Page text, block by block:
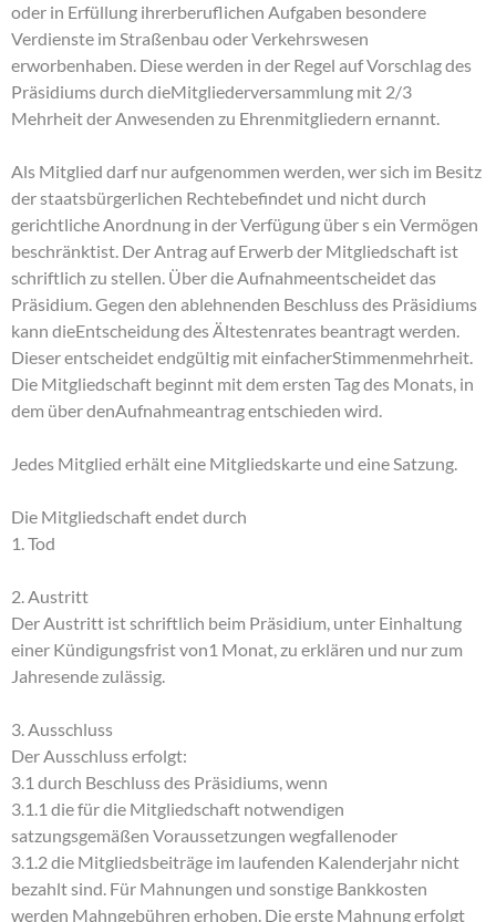
oder in Erfüllung ihrerberuflichen Aufgaben besondere
Verdienste im Straßenbau oder Verkehrswesen
erworbenhaben. Diese werden in der Regel auf Vorschlag des
Präsidiums durch dieMitgliederversammlung mit 2/3
Mehrheit der Anwesenden zu Ehrenmitgliedern ernannt.
Als Mitglied darf nur aufgenommen werden, wer sich im Besitz
der staatsbürgerlichen Rechtebefindet und nicht durch
gerichtliche Anordnung in der Verfügung über s ein Vermögen
beschränktist. Der Antrag auf Erwerb der Mitgliedschaft ist
schriftlich zu stellen. Über die Aufnahmeentscheidet das
Präsidium. Gegen den ablehnenden Beschluss des Präsidiums
kann dieEntscheidung des Ältestenrates beantragt werden.
Dieser entscheidet endgültig mit einfacherStimmenmehrheit.
Die Mitgliedschaft beginnt mit dem ersten Tag des Monats, in
dem über denAufnahmeantrag entschieden wird.
Jedes Mitglied erhält eine Mitgliedskarte und eine Satzung.
Die Mitgliedschaft endet durch
1. Tod
2. Austritt
Der Austritt ist schriftlich beim Präsidium, unter Einhaltung
einer Kündigungsfrist von1 Monat, zu erklären und nur zum
Jahresende zulässig.
3. Ausschluss
Der Ausschluss erfolgt:
3.1 durch Beschluss des Präsidiums, wenn
3.1.1 die für die Mitgliedschaft notwendigen
satzungsgemäßen Voraussetzungen wegfallenoder
3.1.2 die Mitgliedsbeiträge im laufenden Kalenderjahr nicht
bezahlt sind. Für Mahnungen und sonstige Bankkosten
werden Mahngebühren erhoben. Die erste Mahnung erfolgt